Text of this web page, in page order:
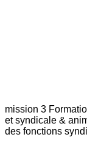
mission 3
et syndicale &
des fonctions